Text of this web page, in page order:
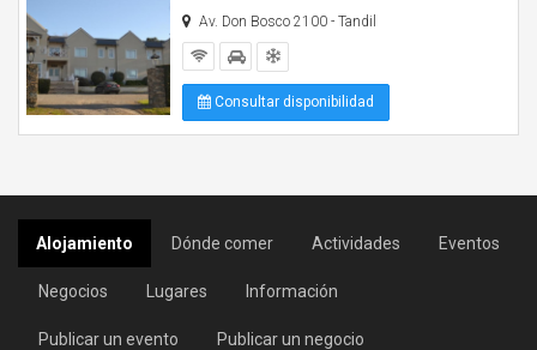
Av. Don Bosco 2100 - Tandil
Consultar disponibilidad
Alojamiento Dónde comer Actividades Eventos
Negocios Lugares Información
Publicar un evento Publicar un negocio